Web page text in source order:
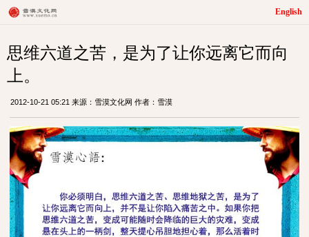
English
思维六道之苦，是为了让你远离它而向
上。
2012-10-21 05:21 来源：雪漠文化网 作者：雪漠